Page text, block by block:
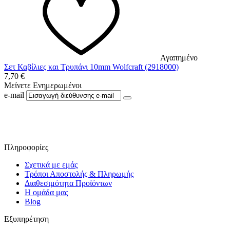
Αγαπημένο
Σετ Καβίλιες και Τρυπάνι 10mm Wolfcraft (2918000)
7,70 €
Μείνετε Ενημερωμένοι
e-mail
Πληροφορίες
Σχετικά με εμάς
Τρόποι Αποστολής & Πληρωμής
Διαθεσιμότητα Προϊόντων
Η ομάδα μας
Blog
Εξυπηρέτηση